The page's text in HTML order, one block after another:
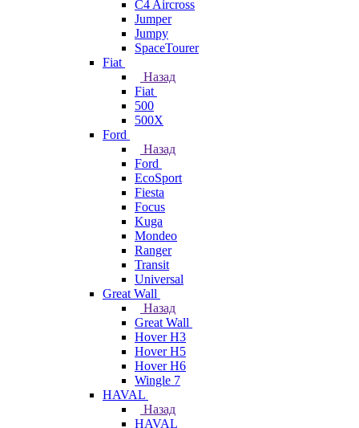
C4 Aircross
Jumper
Jumpy
SpaceTourer
Fiat
Назад
Fiat
500
500X
Ford
Назад
Ford
EcoSport
Fiesta
Focus
Kuga
Mondeo
Ranger
Transit
Universal
Great Wall
Назад
Great Wall
Hover H3
Hover H5
Hover H6
Wingle 7
HAVAL
Назад
HAVAL